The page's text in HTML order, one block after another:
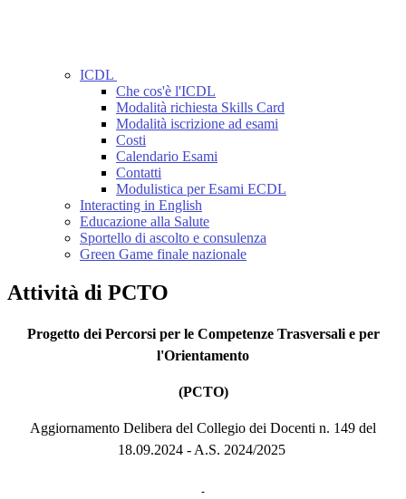
ICDL
Che cos'è l'ICDL
Modalità richiesta Skills Card
Modalità iscrizione ad esami
Costi
Calendario Esami
Contatti
Modulistica per Esami ECDL
Interacting in English
Educazione alla Salute
Sportello di ascolto e consulenza
Green Game finale nazionale
Attività di PCTO
Progetto dei Percorsi per le Competenze Trasversali e per
l'Orientamento
(PCTO)
Aggiornamento Delibera del Collegio dei Docenti n. 149 del
18.09.2024 - A.S. 2024/2025